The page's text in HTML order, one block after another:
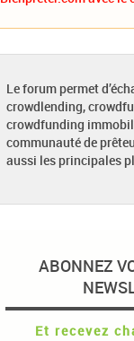
Le forum permet
crowdlending,
crowdfunding
communauté de
aussi les principales
ABONNEZ
Et recevez